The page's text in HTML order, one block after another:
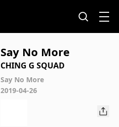
Say No More
CHING G SQUAD
Say No More
2019-04-26